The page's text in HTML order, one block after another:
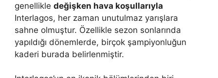
genellikle değişken hava koşullarıyla
Interlagos, her zaman unutulmaz yarışlara
sahne olmuştur. Özellikle sezon sonlarında
yapıldığı dönemlerde, birçok şampiyonluğun
kaderi burada belirlenmiştir.